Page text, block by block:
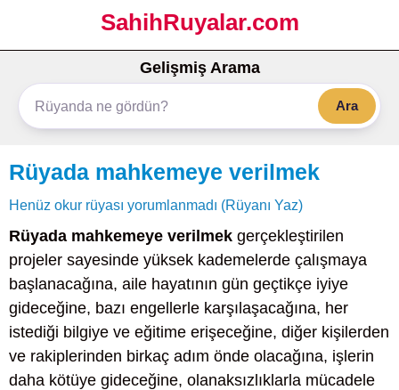
SahihRuyalar.com
Gelişmiş Arama
Ara
Rüyada mahkemeye verilmek
Henüz okur rüyası yorumlanmadı (Rüyanı Yaz)
Rüyada mahkemeye verilmek gerçekleştirilen
projeler sayesinde yüksek kademelerde çalışmaya
başlanacağına, aile hayatının gün geçtikçe iyiye
gideceğine, bazı engellerle karşılaşacağına, her
istediği bilgiye ve eğitime erişeceğine, diğer kişilerden
ve rakiplerinden birkaç adım önde olacağına, işlerin
daha kötüye gideceğine, olanaksızlıklarla mücadele